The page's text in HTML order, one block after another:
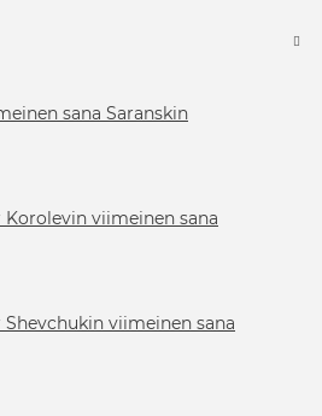
sana Saranskin
Korolevin viimeinen sana
Shevchukin viimeinen sana